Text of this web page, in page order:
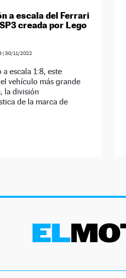
a escala del Ferrari
creada por Lego
|30/11/2022
escala 1:8, este
vehículo más grande
la división
de la marca de